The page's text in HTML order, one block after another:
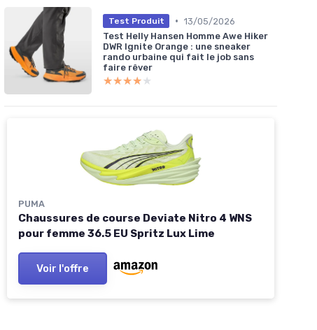
Test Produit • 13/05/2026
Test Helly Hansen Homme Awe Hiker
DWR Ignite Orange : une sneaker
rando urbaine qui fait le job sans
faire rêver
★★★★★
★★★★★
PUMA
Chaussures de course Deviate Nitro 4 WNS
pour femme 36.5 EU Spritz Lux Lime
Voir l'offre